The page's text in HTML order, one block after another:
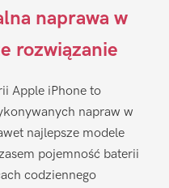
naprawa w
rozwiązanie
Apple iPhone to
napraw w
najlepsze modele
pojemność baterii
codziennego